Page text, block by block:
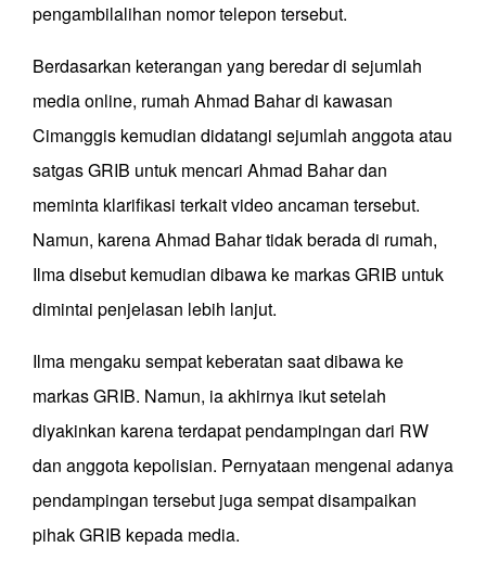
pengambilalihan nomor telepon tersebut.
Berdasarkan keterangan yang beredar di sejumlah
media online, rumah Ahmad Bahar di kawasan
Cimanggis kemudian didatangi sejumlah anggota atau
satgas GRIB untuk mencari Ahmad Bahar dan
meminta klarifikasi terkait video ancaman tersebut.
Namun, karena Ahmad Bahar tidak berada di rumah,
Ilma disebut kemudian dibawa ke markas GRIB untuk
dimintai penjelasan lebih lanjut.
Ilma mengaku sempat keberatan saat dibawa ke
markas GRIB. Namun, ia akhirnya ikut setelah
diyakinkan karena terdapat pendampingan dari RW
dan anggota kepolisian. Pernyataan mengenai adanya
pendampingan tersebut juga sempat disampaikan
pihak GRIB kepada media.